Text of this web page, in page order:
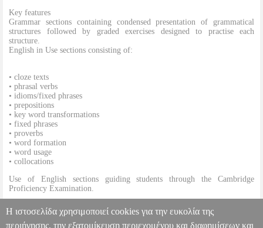
Key features
Grammar sections containing condensed presentation of grammatical
structures followed by graded exercises designed to practise each
structure.
English in Use sections consisting of:
• cloze texts
• phrasal verbs
• idioms/fixed phrases
• prepositions
• key word transformations
• fixed phrases
• proverbs
• word formation
• word usage
• collocations
Use of English sections guiding students through the Cambridge
Proficiency Examination.
Appendices of phrasal verbs, idioms/fixed phrases, words often confused,
word formation, prepositions and verbal constructions.
Η ιστοσελίδα χρησιμοποιεί cookies για την ευκολία της
περιήγησης, την εξατομίκευση περιεχομένου και διαφημίσεων και